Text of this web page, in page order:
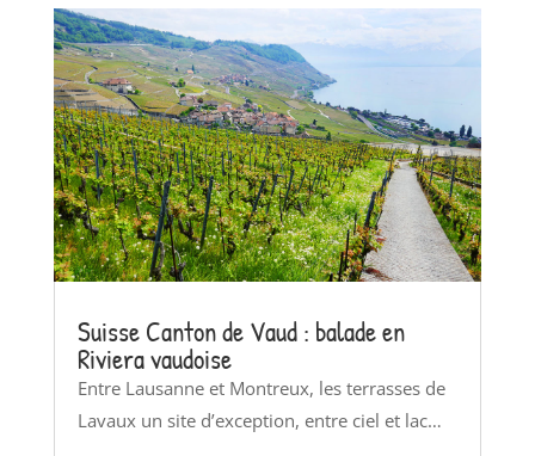
Suisse Canton de Vaud : balade en
Riviera vaudoise
Entre Lausanne et Montreux, les terrasses de
Lavaux un site d’exception, entre ciel et lac…